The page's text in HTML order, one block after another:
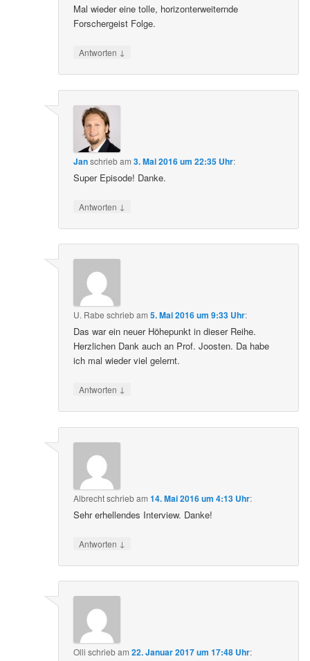
Mal wieder eine tolle, horizonterweiternde
Forschergeist Folge.
Antworten ↓
Janschriebam3. Mai 2016 um 22:35 Uhr:
Super Episode! Danke.
Antworten ↓
U. Rabe schriebam5. Mai 2016 um 9:33 Uhr:
Das war ein neuer Höhepunkt in dieser Reihe.
Herzlichen Dank auch an Prof. Joosten. Da habe
ich mal wieder viel gelernt.
Antworten ↓
Albrechtschriebam14. Mai 2016 um 4:13 Uhr:
Sehr erhellendes Interview. Danke!
Antworten ↓
Olli schriebam22. Januar 2017 um 17:48 Uhr: